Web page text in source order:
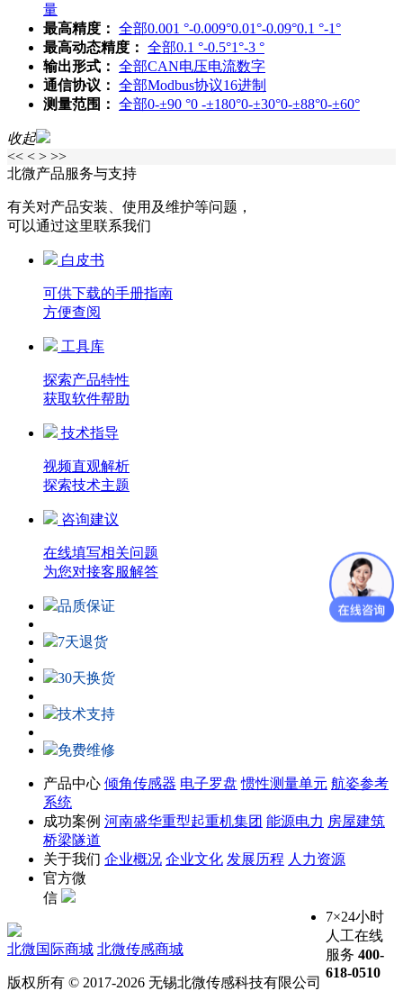
量
最高精度： 全部0.001 °-0.009°0.01°-0.09°0.1 °-1°
最高动态精度： 全部0.1 °-0.5°1°-3 °
输出形式： 全部CAN电压电流数字
通信协议： 全部Modbus协议16进制
测量范围： 全部0-±90 °0 -±180°0-±30°0-±88°0-±60°
收起
<< < > >>
北微产品服务与支持
有关对产品安装、使用及维护等问题，
可以通过这里联系我们
白皮书
可供下载的手册指南
方便查阅
工具库
探索产品特性
获取软件帮助
技术指导
视频直观解析
探索技术主题
咨询建议
在线填写相关问题
为您对接客服解答
品质保证
7天退货
30天换货
技术支持
免费维修
产品中心 倾角传感器 电子罗盘 惯性测量单元 航姿参考
系统
成功案例 河南盛华重型起重机集团 能源电力 房屋建筑
桥梁隧道
关于我们 企业概况 企业文化 发展历程 人力资源
官方微
信
7×24小时
人工在线
服务 400-
618-0510
北微国际商城 北微传感商城
版权所有 © 2017-2026 无锡北微传感科技有限公司